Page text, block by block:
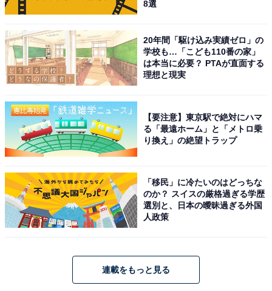
8選
20年間「駆け込み実績ゼロ」の
学校も…「こども110番の家」
は本当に必要？ PTAが直面する
理想と現実
【要注意】東京駅で絶対にハマ
る「最遠ホーム」と「メトロ乗
り換え」の絶望トラップ
「移民」に冷たいのはどっちな
のか？ スイスの厳格過ぎる学歴
選別と、日本の曖昧過ぎる外国
人政策
連載をもっと見る